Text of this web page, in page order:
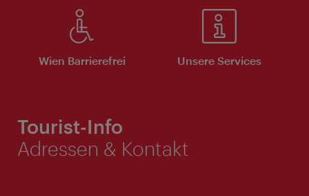
Wien Barrierefrei Unsere Services
Tourist-Info
Adressen & Kontakt